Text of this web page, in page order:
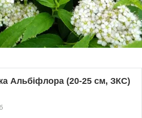
Альбіфлора (20-25 см, ЗКС)